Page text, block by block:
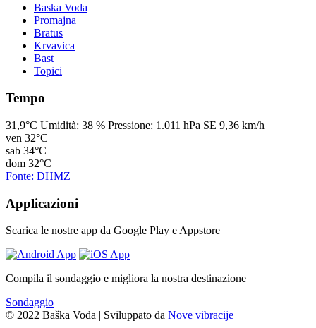
Baska Voda
Promajna
Bratus
Krvavica
Bast
Topici
Tempo
31,9°C Umidità: 38 % Pressione: 1.011 hPa SE 9,36 km/h
ven 32°C
sab 34°C
dom 32°C
Fonte: DHMZ
Applicazioni
Scarica le nostre app da Google Play e Appstore
Compila il sondaggio e migliora la nostra destinazione
Sondaggio
© 2022 Baška Voda | Sviluppato da Nove vibracije